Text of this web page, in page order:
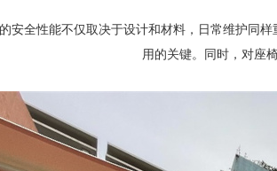
安全性能不仅取决于设计和材料，日常维护同
用的关键。同时，对座